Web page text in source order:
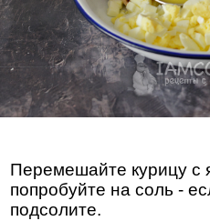
Перемешайте курицу с
попробуйте на соль -
подсолите.